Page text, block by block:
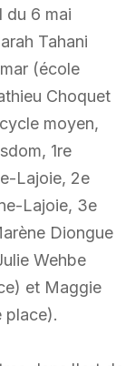
du 6 mai
Tahani
(école
Choquet
moyen,
1re
Lajoie, 2e
Lajoie, 3e
Diongue
Wehbe
et Maggie
place).